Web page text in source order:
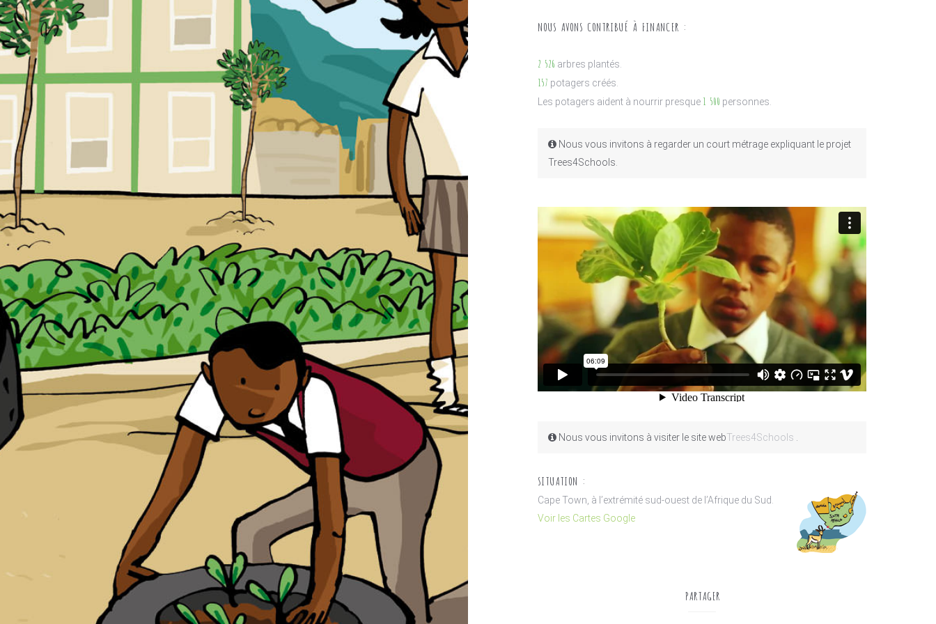
NOUS AVONS CONTRIBUÉ À FINANCER :
2 526 arbres plantés.
157 potagers créés.
Les potagers aident à nourrir presque 1 500 personnes.
Nous vous invitons à regarder un court métrage expliquant le projet
Trees4Schools.
Nous vous invitons à visiter le site webTrees4Schools
SITUATION :
Cape Town, à l’extrémité sud-ouest de l’Afrique du Sud.
Voir les Cartes Google
PARTAGER